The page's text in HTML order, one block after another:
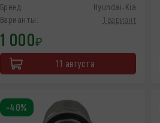
Бренд:
Hyundai-Kia
Варианты:
1 вариант
1 000₽
11 августа
-40%